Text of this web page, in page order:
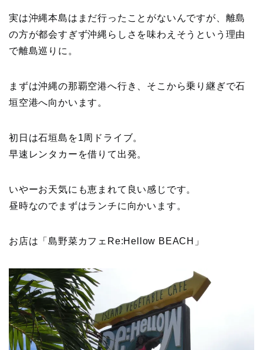
実は沖縄本島はまだ行ったことがないんですが、離島
の方が都会すぎず沖縄らしさを味わえそうという理由
で離島巡りに。
まずは沖縄の那覇空港へ行き、そこから乗り継ぎで石
垣空港へ向かいます。
初日は石垣島を1周ドライブ。
早速レンタカーを借りて出発。
いやーお天気にも恵まれて良い感じです。
昼時なのでまずはランチに向かいます。
お店は「島野菜カフェRe:Hellow BEACH」